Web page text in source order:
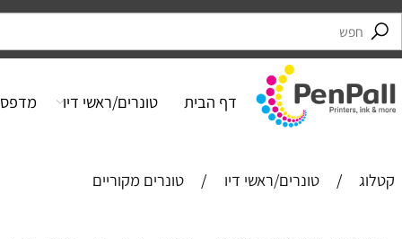
דף הבית טונרים/ראשי דיו מדפסות
/ טונרים/ראשי דיו / טונרים מקוריים